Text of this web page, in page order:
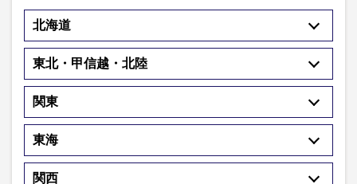
北海道
東北・甲信越・北陸
関東
東海
関西